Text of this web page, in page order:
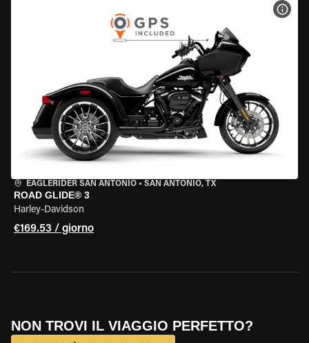
EAGLERIDER SAN ANTONIO • SAN ANTONIO, TX
ROAD GLIDE® 3
Harley-Davidson
€169.53 / giorno
NON TROVI IL VIAGGIO PERFETTO?